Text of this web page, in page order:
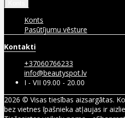
Konts
Pasūtījumu vēsture
Kontakti
+37060766233
info@beautyspot.lv
I - VII 09.00 - 20.00
2026 © Visas tiesības aizsargātas.
bez vietnes īpašnieka atļaujas ir